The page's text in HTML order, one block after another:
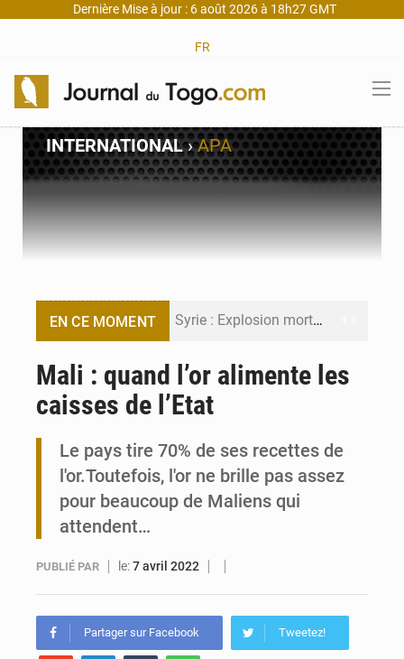
Dernière Mise à jour : 6 août 2026 à 18h27 GMT
FR
INTERNATIONAL›APA
EN CE MOMENT Syrie : Explosion mortelle sur un minibus à Jaramana (Damas)
Budget vert 2027 : Le ministère de l’Économie forme ses cadres à Lomé
Togo : 300 000 tonnes visées pour la filière soja bio
Mali : quand l’or alimente les
caisses de l’Etat
Le pays tire 70% de ses recettes de
l'or.Toutefois, l'or ne brille pas assez
pour beaucoup de Maliens qui
attendent…
PUBLIÉ PAR le:7 avril 2022
Partager sur Facebook Tweetez!